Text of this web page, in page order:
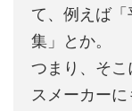
て、例えば
集」とか。
つまり、そ
スメーカーに